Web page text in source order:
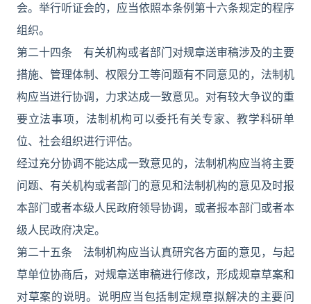
会。举行听证会的，应当依照本条例第十六条规定的程序
组织。
第二十四条 有关机构或者部门对规章送审稿涉及的主要
措施、管理体制、权限分工等问题有不同意见的，法制机
构应当进行协调，力求达成一致意见。对有较大争议的重
要立法事项，法制机构可以委托有关专家、教学科研单
位、社会组织进行评估。
经过充分协调不能达成一致意见的，法制机构应当将主要
问题、有关机构或者部门的意见和法制机构的意见及时报
本部门或者本级人民政府领导协调，或者报本部门或者本
级人民政府决定。
第二十五条 法制机构应当认真研究各方面的意见，与起
草单位协商后，对规章送审稿进行修改，形成规章草案和
对草案的说明。说明应当包括制定规章拟解决的主要问